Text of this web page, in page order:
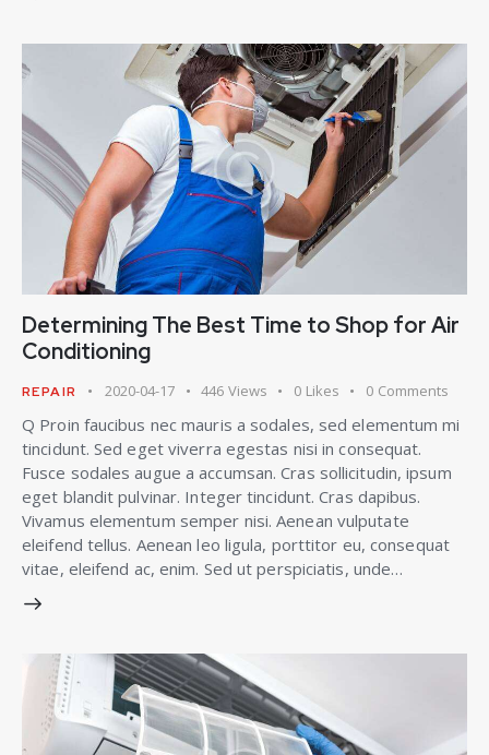
Determining The Best Time to Shop for Air
Conditioning
REPAIR 2020-04-17 446 Views 0 Likes 0 Comments
Q Proin faucibus nec mauris a sodales, sed elementum mi
tincidunt. Sed eget viverra egestas nisi in consequat.
Fusce sodales augue a accumsan. Cras sollicitudin, ipsum
eget blandit pulvinar. Integer tincidunt. Cras dapibus.
Vivamus elementum semper nisi. Aenean vulputate
eleifend tellus. Aenean leo ligula, porttitor eu, consequat
vitae, eleifend ac, enim. Sed ut perspiciatis, unde…